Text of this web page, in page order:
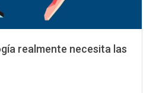
realmente necesita las